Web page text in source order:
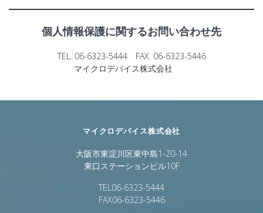
個人情報保護に関するお問い合わせ先
TEL. 06-6323-5444 FAX. 06-6323-5446
マイクロデバイス株式会社
マイクロデバイス株式会社
大阪市東淀川区東中島1-20-14
東口ステーションビル10F
TEL06-6323-5444
FAX06-6323-5446